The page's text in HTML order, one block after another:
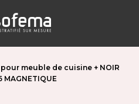
meuble de cuisine + NOIR
MAGNETIQUE